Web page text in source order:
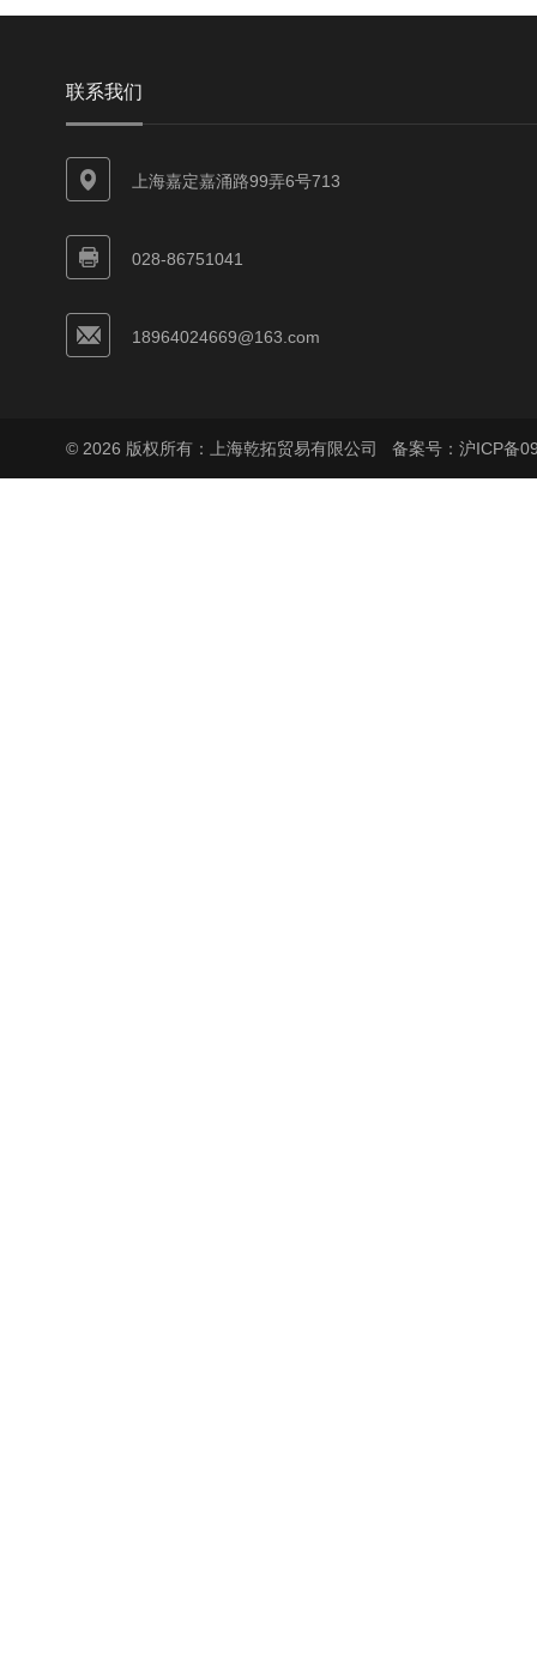
联系我们
上海嘉定嘉涌路99弄6号713
028-86751041
18964024669@163.com
© 2026 版权所有：上海乾拓贸易有限公司 备案号：沪ICP备